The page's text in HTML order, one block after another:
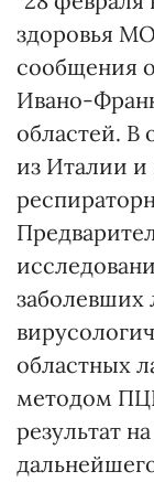
здоровья
сообщения
Ивано-
областей. В
из Италии и
заболевших
областных
методом
результат